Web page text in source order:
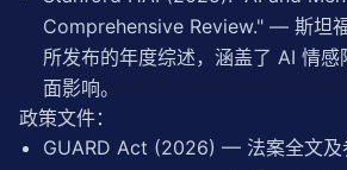
"是否披露能力
"是否告知数据
"是否提供退出
                ],
            },
        }
Comprehensive Review." — 斯坦
所发布的年度综述，涵盖了 AI 情
面影响。
政策文件：
GUARD Act (2026) — 法案全文及